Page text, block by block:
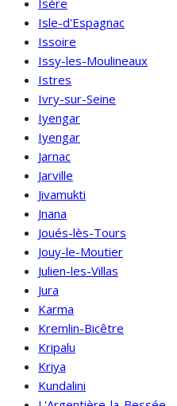
Isère
Isle-d'Espagnac
Issoire
Issy-les-Moulineaux
Istres
Ivry-sur-Seine
Iyengar
Iyengar
Jarnac
Jarville
Jivamukti
Jnana
Joués-lès-Tours
Jouy-le-Moutier
Julien-les-Villas
Jura
Karma
Kremlin-Bicêtre
Kripalu
Kriya
Kundalini